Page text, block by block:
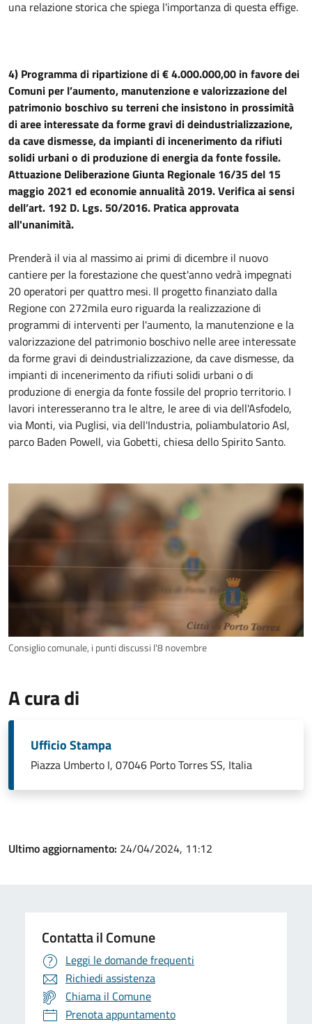
una relazione storica che spiega l'importanza di questa effige.
4) Programma di ripartizione di € 4.000.000,00 in favore dei
Comuni per l’aumento, manutenzione e valorizzazione del
patrimonio boschivo su terreni che insistono in prossimità
di aree interessate da forme gravi di deindustrializzazione,
da cave dismesse, da impianti di incenerimento da rifiuti
solidi urbani o di produzione di energia da fonte fossile.
Attuazione Deliberazione Giunta Regionale 16/35 del 15
maggio 2021 ed economie annualità 2019. Verifica ai sensi
dell’art. 192 D. Lgs. 50/2016. Pratica approvata
all'unanimità.
Prenderà il via al massimo ai primi di dicembre il nuovo
cantiere per la forestazione che quest'anno vedrà impegnati
20 operatori per quattro mesi. Il progetto finanziato dalla
Regione con 272mila euro riguarda la realizzazione di
programmi di interventi per l'aumento, la manutenzione e la
valorizzazione del patrimonio boschivo nelle aree interessate
da forme gravi di deindustrializzazione, da cave dismesse, da
impianti di incenerimento da rifiuti solidi urbani o di
produzione di energia da fonte fossile del proprio territorio. I
lavori interesseranno tra le altre, le aree di via dell'Asfodelo,
via Monti, via Puglisi, via dell'Industria, poliambulatorio Asl,
parco Baden Powell, via Gobetti, chiesa dello Spirito Santo.
Consiglio comunale, i punti discussi l'8 novembre
A cura di
Ufficio Stampa
Piazza Umberto I, 07046 Porto Torres SS, Italia
Ultimo aggiornamento: 24/04/2024, 11:12
Contatta il Comune
Leggi le domande frequenti
Richiedi assistenza
Chiama il Comune
Prenota appuntamento